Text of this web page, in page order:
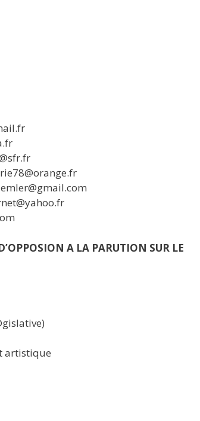
A LA PARUTION SUR LE
artistique